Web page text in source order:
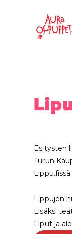
Esitysten
Turun
Lippujen
Lisäksi
Liput ja